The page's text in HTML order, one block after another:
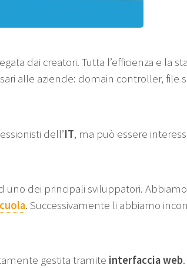
dai creatori. Tutta l’efficienza e la
alle aziende: domain controller,
dell’IT, ma può essere
uno dei principali sviluppatori.
. Successivamente li abbiamo
gestita tramite interfaccia web